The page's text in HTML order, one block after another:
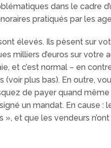
dans le cadre
pratiqués par les
élevés. Ils pèsent sur
milliers d’euros sur votre
et c’est normal – en
plus bas). En outre,
de payer quand
un mandat. En cause :
», et que les vendeurs